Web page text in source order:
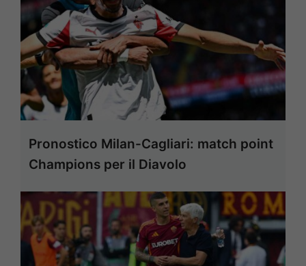
Pronostico Milan-Cagliari: match point
Champions per il Diavolo